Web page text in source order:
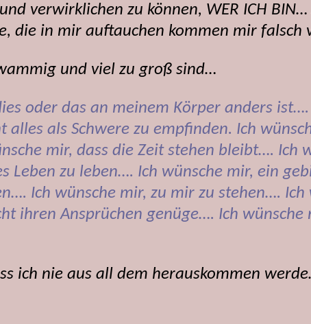
verwirklichen zu können, WER ICH
die in mir auftauchen kommen mir falsch
und viel zu groß sind…
oder das an meinem Körper anders
als Schwere zu empfinden. Ich
mir, dass die Zeit stehen bleibt…. Ich
Leben zu leben…. Ich wünsche mir, ein
Ich wünsche mir, zu mir zu stehen…. Ich
ihren Ansprüchen genüge…. Ich wünsche
ich nie aus all dem herauskommen